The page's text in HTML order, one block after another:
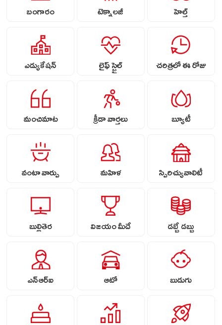
బంగారం టెక్నాలజీ హెల్త్
ఎడ్యుకేషన్ లైఫ్ స్టైల్ చరిత్రలో ఈ రోజు
మంచిమాట క్రీడా వార్తలు బ్యూటీ
వంటా వార్పు మహిళ స్పిరిచ్యువాలిటీ
బుల్లితెర విజయం మీదే డబ్బే డబ్బు
ఎన్ఆర్ఐ ఆటో బుడుగు